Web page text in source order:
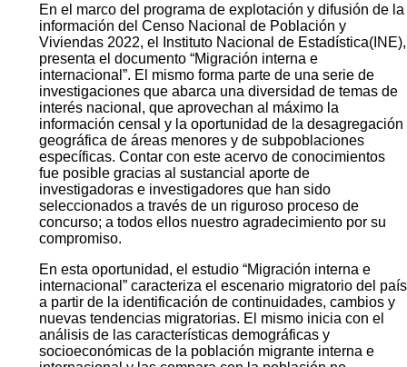
En el marco del programa de explotación y difusión de la
información del Censo Nacional de Población y
Viviendas 2022, el Instituto Nacional de Estadística(INE),
presenta el documento “Migración interna e
internacional”. El mismo forma parte de una serie de
investigaciones que abarca una diversidad de temas de
interés nacional, que aprovechan al máximo la
información censal y la oportunidad de la desagregación
geográfica de áreas menores y de subpoblaciones
específicas. Contar con este acervo de conocimientos
fue posible gracias al sustancial aporte de
investigadoras e investigadores que han sido
seleccionados a través de un riguroso proceso de
concurso; a todos ellos nuestro agradecimiento por su
compromiso.
En esta oportunidad, el estudio “Migración interna e
internacional” caracteriza el escenario migratorio del país
a partir de la identificación de continuidades, cambios y
nuevas tendencias migratorias. El mismo inicia con el
análisis de las características demográficas y
socioeconómicas de la población migrante interna e